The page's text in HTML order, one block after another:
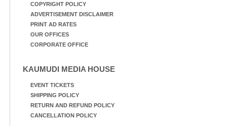
COPYRIGHT POLICY
ADVERTISEMENT DISCLAIMER
PRINT AD RATES
OUR OFFICES
CORPORATE OFFICE
KAUMUDI MEDIA HOUSE
EVENT TICKETS
SHIPPING POLICY
RETURN AND REFUND POLICY
CANCELLATION POLICY